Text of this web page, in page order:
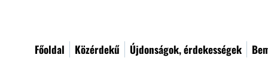
Főoldal Közérdekű Újdonságok, érdekességek